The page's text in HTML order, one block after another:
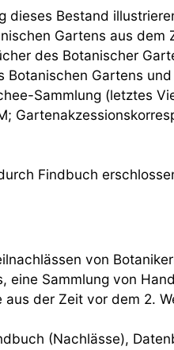
dieses Bestand
Gartens aus dem
des Botanischer
Gartens
Sammlung (letztes
Findbuch
von
eine Sammlung von
der Zeit vor dem 2.
(Nachlässe),